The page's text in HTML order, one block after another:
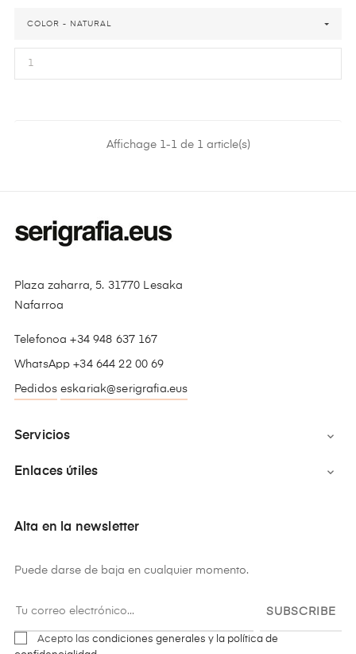
COLOR - NATURAL
Affichage 1-1 de 1 article(s)
Plaza zaharra, 5. 31770 Lesaka
Nafarroa
Telefonoa +34 948 637 167
WhatsApp +34 644 22 00 69
Pedidos eskariak@serigrafia.eus
Servicios 
Enlaces útiles 
Alta en la newsletter
Puede darse de baja en cualquier momento.
SUBSCRIBE
Acepto las condiciones generales y la política de